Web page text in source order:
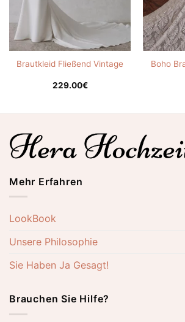
Brautkleid Fließend Vintage
229.00€
Boho
Mehr Erfahren
LookBook
Unsere Philosophie
Sie Haben Ja Gesagt!
Brauchen Sie Hilfe?